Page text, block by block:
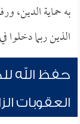
به حماية الدين،
الذين ربما
حفظ الله
العقوبات